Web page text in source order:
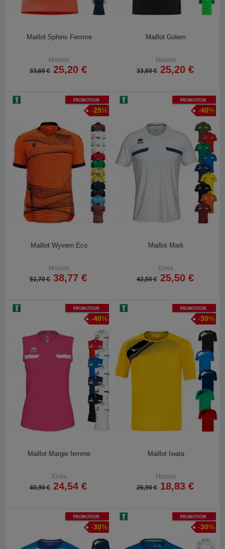
Maillot Sphinx Femme
Macron
33,60 € 25,20 €
Maillot Golem
Macron
33,60 € 25,20 €
Promotion
-25%
Maillot Wyvern Eco
Macron
51,70 € 38,77 €
Promotion
-40%
Maillot Mark
Errea
42,50 € 25,50 €
Promotion
-40%
Maillot Margie femme
Errea
40,90 € 24,54 €
Promotion
-30%
Maillot Iwata
Mizuno
26,90 € 18,83 €
Promotion
-30%
Promotion
-30%